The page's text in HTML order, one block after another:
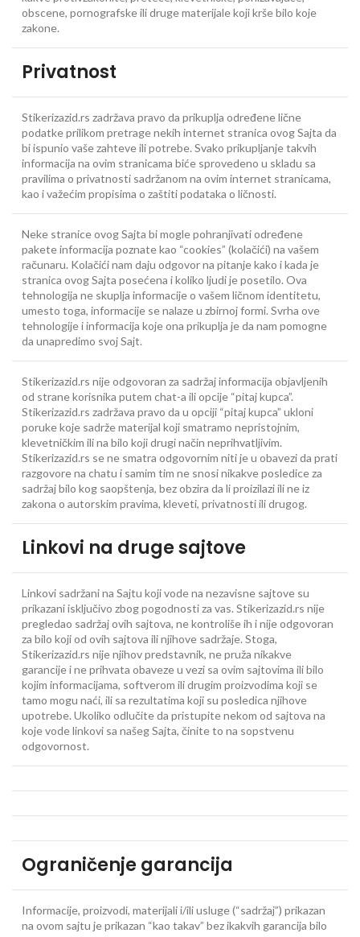
obscene, pornografske ili druge materijale koji krše bilo koje
zakone.
Privatnost
Stikerizazid.rs zadržava pravo da prikuplja određene lične
podatke prilikom pretrage nekih internet stranica ovog Sajta da
bi ispunio vaše zahteve ili potrebe. Svako prikupljanje takvih
informacija na ovim stranicama biće sprovedeno u skladu sa
pravilima o privatnosti sadržanom na ovim internet stranicama,
kao i važećim propisima o zaštiti podataka o ličnosti.
Neke stranice ovog Sajta bi mogle pohranjivati određene
pakete informacija poznate kao “cookies” (kolačići) na vašem
računaru. Kolačići nam daju odgovor na pitanje kako i kada je
stranica ovog Sajta posećena i koliko ljudi je posetilo. Ova
tehnologija ne skuplja informacije o vašem ličnom identitetu,
umesto toga, informacije se nalaze u zbirnoj formi. Svrha ove
tehnologije i informacija koje ona prikuplja je da nam pomogne
da unapredimo svoj Sajt.
Stikerizazid.rs nije odgovoran za sadržaj informacija objavljenih
od strane korisnika putem chat-a ili opcije “pitaj kupca”.
Stikerizazid.rs zadržava pravo da u opciji “pitaj kupca” ukloni
poruke koje sadrže materijal koji smatramo nepristojnim,
klevetničkim ili na bilo koji drugi način neprihvatljivim.
Stikerizazid.rs se ne smatra odgovornim niti je u obavezi da prati
razgovore na chatu i samim tim ne snosi nikakve posledice za
sadržaj bilo kog saopštenja, bez obzira da li proizilazi ili ne iz
zakona o autorskim pravima, kleveti, privatnosti ili drugog.
Linkovi na druge sajtove
Linkovi sadržani na Sajtu koji vode na nezavisne sajtove su
prikazani isključivo zbog pogodnosti za vas. Stikerizazid.rs nije
pregledao sadržaj ovih sajtova, ne kontroliše ih i nije odgovoran
za bilo koji od ovih sajtova ili njihove sadržaje. Stoga,
Stikerizazid.rs nije njihov predstavnik, ne pruža nikakve
garancije i ne prihvata obaveze u vezi sa ovim sajtovima ili bilo
kojim informacijama, softverom ili drugim proizvodima koji se
tamo mogu naći, ili sa rezultatima koji su posledica njihove
upotrebe. Ukoliko odlučite da pristupite nekom od sajtova na
koje vode linkovi sa našeg Sajta, činite to na sopstvenu
odgovornost.
Ograničenje garancija
Informacije, proizvodi, materijali i/ili usluge (“sadržaj”) prikazan
na ovom sajtu je prikazan “kao takav” bez ikakvih garancija bilo